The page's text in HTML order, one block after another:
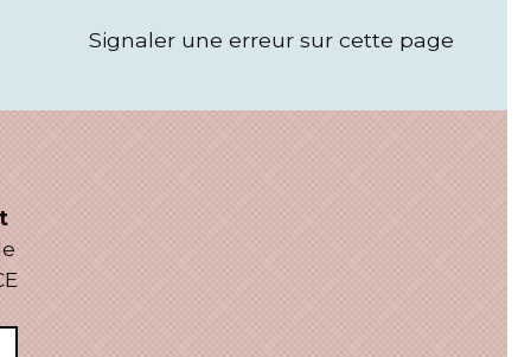
Signaler une erreur sur cette page